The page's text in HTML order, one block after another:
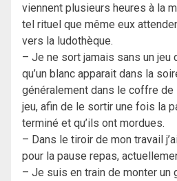
viennent plusieurs heures à la
tel rituel que même eux
vers la ludothèque.
– Je ne sort jamais sans un jeu
qu’un blanc apparait dans la
généralement dans le coffre de
jeu, afin de le sortir une fois la
terminé et qu’ils ont mordues.
– Dans le tiroir de mon travail
pour la pause repas,
– Je suis en train de monter un